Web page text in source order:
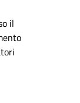
il